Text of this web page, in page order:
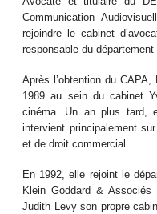
Communication
rejoindre le cabinet
responsable du
Après l’obtention du
1989 au sein du cabinet
cinéma. Un an plus tard,
intervient principalement
et de droit commercial.
En 1992, elle rejoint le
Klein Goddard &
Judith Levy son propre